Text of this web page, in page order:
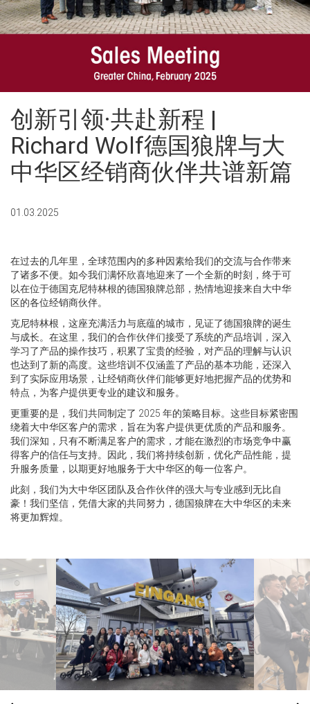
创新引领·共赴新程 |
Richard Wolf德国狼牌与大
中华区经销商伙伴共谱新篇
01.03.2025
在过去的几年里，全球范围内的多种因素给我们的交流与合作带来
了诸多不便。如今我们满怀欣喜地迎来了一个全新的时刻，终于可
以在位于德国克尼特林根的德国狼牌总部，热情地迎接来自大中华
区的各位经销商伙伴。
克尼特林根，这座充满活力与底蕴的城市，见证了德国狼牌的诞生
与成长。在这里，我们的合作伙伴们接受了系统的产品培训，深入
学习了产品的操作技巧，积累了宝贵的经验，对产品的理解与认识
也达到了新的高度。这些培训不仅涵盖了产品的基本功能，还深入
到了实际应用场景，让经销商伙伴们能够更好地把握产品的优势和
特点，为客户提供更专业的建议和服务。
更重要的是，我们共同制定了 2025 年的策略目标。这些目标紧密围
绕着大中华区客户的需求，旨在为客户提供更优质的产品和服务。
我们深知，只有不断满足客户的需求，才能在激烈的市场竞争中赢
得客户的信任与支持。因此，我们将持续创新，优化产品性能，提
升服务质量，以期更好地服务于大中华区的每一位客户。
此刻，我们为大中华区团队及合作伙伴的强大与专业感到无比自
豪！我们坚信，凭借大家的共同努力，德国狼牌在大中华区的未来
将更加辉煌。